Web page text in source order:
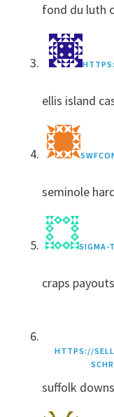
fond du luth
ellis island
seminole
SIGMA-
craps payouts
HTTPS://
suffolk